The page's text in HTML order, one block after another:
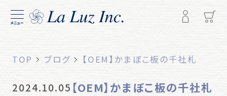
メニュー
TOP ブログ 【OEM】かまぼこ板の千社札
2024.10.05 【OEM】かまぼこ板の千社札